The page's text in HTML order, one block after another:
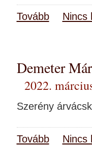
Tovább Nincs
Demeter
2022.
Szerény
Tovább Nincs